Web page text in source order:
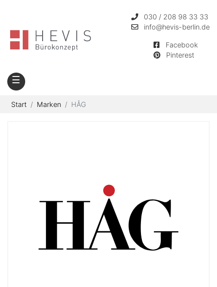
030 / 208 98 33 33
info@hevis-berlin.de
Facebook
Pinterest
☰
Start Marken HÅG